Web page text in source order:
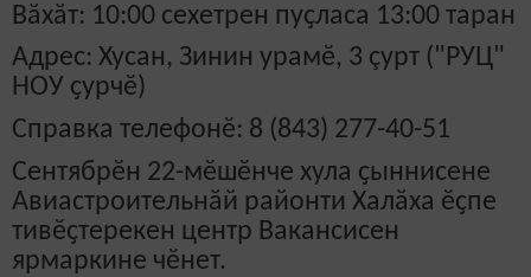
Вӑхӑт: 10:00 сехетрен пуҫласа 13:00 таран
Адрес: Хусан, Зинин урамӗ, 3 çурт ("РУЦ"
НОУ ҫурчӗ)
Справка телефонӗ: 8 (843) 277-40-51
Сентябрӗн 22-мӗшӗнче хула ҫыннисене
Авиастроительнӑй районти Халӑха ӗҫпе
тивӗҫтерекен центр Вакансисен
ярмаркине чӗнет.